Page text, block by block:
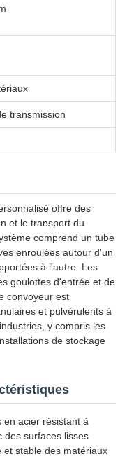
transmission
offre des
et le transport du
comprend un tube
enroulées autour d'un
à l'autre. Les
goulottes d'entrée et de
convoyeur est
et pulvérulents à
y compris les
de stockage
en acier résistant à
des surfaces lisses
stable des matériaux